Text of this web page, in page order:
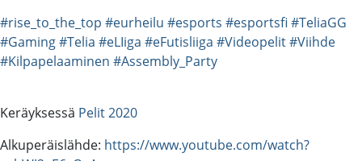
#rise_to_the_top #eurheilu #esports #esportsfi #TeliaGG
#Gaming#Telia #eLIiga #eFutisliiga #Videopelit#Viihde
#Kilpapelaaminen #Assembly_Party
Keräyksessä Pelit 2020
Alkuperäislähde: https://www.youtube.com/watch?